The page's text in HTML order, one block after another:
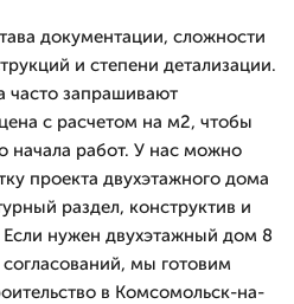
документации, сложности
и степени детализации.
часто запрашивают
с расчетом на м2, чтобы
начала работ. У нас можно
проекта двухэтажного дома
раздел, конструктив и
нужен двухэтажный дом 8
согласований, мы готовим
в Комсомольск-на-